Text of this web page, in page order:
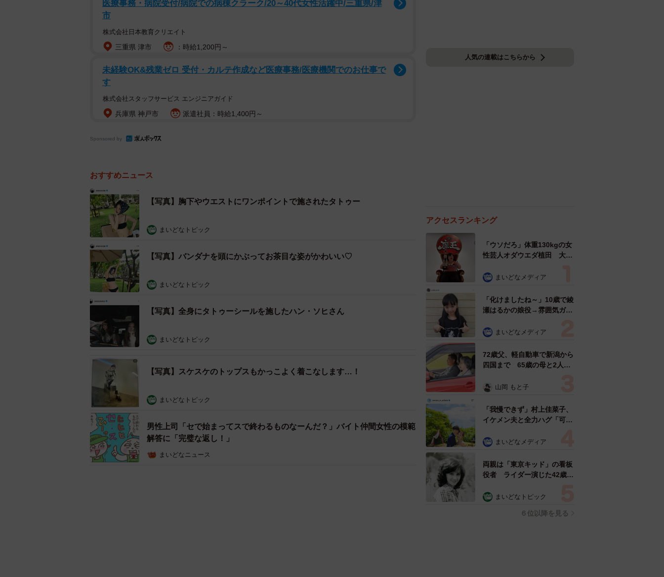
医療事務・病院受付/病院での病棟クラーク/20～40代女性活躍中/三重県/津
市
株式会社日本教育クリエイト
三重県 津市 ：時給1,200円～
未経験OK&残業ゼロ 受付・カルテ作成など医療事務/医療機関でのお仕事で
す
株式会社スタッフサービス エンジニアガイド
兵庫県 神戸市 派遣社員：時給1,400円～
Sponsored by
おすすめニュース
【写真】胸下やウエストにワンポイントで施されたタトゥー
まいどなトピック
【写真】バンダナを頭にかぶってお茶目な姿がかわいい♡
まいどなトピック
【写真】全身にタトゥーシールを施したハン・ソヒさん
まいどなトピック
【写真】スケスケのトップスもかっこよく着こなします…！
まいどなトピック
男性上司「セで始まってスで終わるものなーんだ？」バイト仲間女性の模範
解答に「完璧な返し！」
まいどなニュース
人気の連載はこちらから
アクセスランキング
「ウソだろ」体重130kgの女
性芸人オダウエダ植田 大学
で」 まいどなメディア
「化けましたね～」10歳で綾
瀬はるかの娘役→雰囲気ガラ
雰囲気が」「宝塚に入れそ
まいどなメディア
72歳父、軽自動車で新潟から
四国まで 65歳の母と2人で
憩まで分刻み… 「大学生で
山岡 もと子
「我慢できず」村上佳菜子、
イケメン夫と全力ハグ「可愛
まいどなメディア
両親は「東京キッド」の看板
役者 ライダー演じた42歳元
ングフォト」計画を明言
まいどなトピック
６位以降を見る